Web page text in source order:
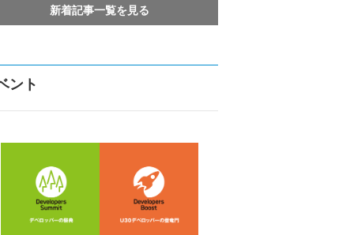
新着記事一覧を見る
ント